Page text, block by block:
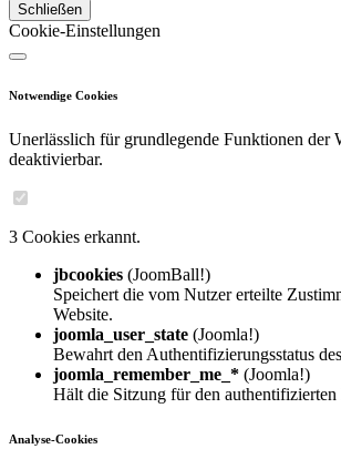
Schließen
Cookie-Einstellungen
Notwendige Cookies
Unerlässlich für grundlegende Funktionen der
deaktivierbar.
3 Cookies erkannt.
jbcookies (JoomBall!)
Speichert die vom Nutzer erteilte
Website.
joomla_user_state (Joomla!)
Bewahrt den Authentifizierungsstatus
joomla_remember_me_* (Joomla!)
Hält die Sitzung für den authentifizierten
Analyse-Cookies